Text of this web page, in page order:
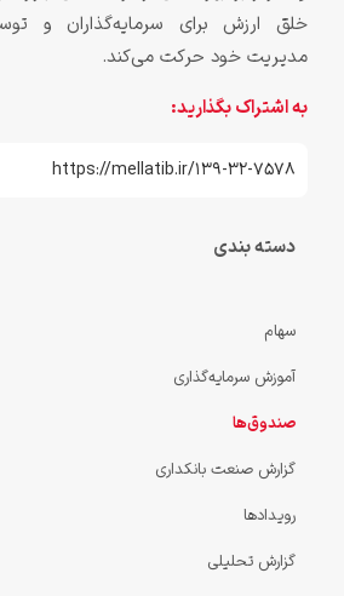
خلق ارزش برای سرمایه‌گذاران و
مدیریت خود حرکت می‌کند.
به اشتراک بگذارید:
دسته بندی
سهام
آموزش سرمایه‌گذاری
صندوق‌ها
گزارش صنعت بانکداری
رویدادها
گزارش‌ تحلیلی